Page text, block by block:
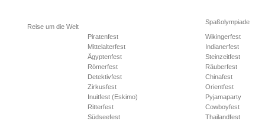
Reise um die Welt
Spaßolympiade
Piratenfest
Wikingerfest
Mittelalterfest
Indianerfest
Ägyptenfest
Steinzeitfest
Römerfest
Räuberfest
Detektivfest
Chinafest
Zirkusfest
Orientfest
Inuitfest (Eskimo)
Pyjamaparty
Ritterfest
Cowboyfest
Südseefest
Thailandfest